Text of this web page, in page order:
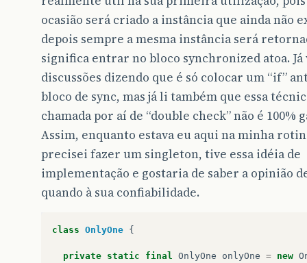
ocasião será criado a instância que ainda não
depois sempre a mesma instância será
significa entrar no bloco synchronized atoa. Já
discussões dizendo que é só colocar um “if”
bloco de sync, mas já li também que essa
chamada por aí de “double check” não é 100%
Assim, enquanto estava eu aqui na minha
precisei fazer um singleton, tive essa idéia de
implementação e gostaria de saber a opinião
quando à sua confiabilidade.
class OnlyOne {
private static final OnlyOne onlyOne = new